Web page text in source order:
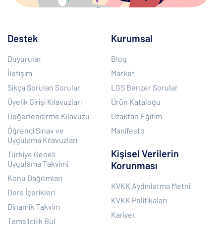
Destek
Duyurular
İletişim
Sıkça Sorulan Sorular
Üyelik Girişi Kılavuzları
Değerlendirme Kılavuzu
Öğrenci Sınav ve
Uygulama Kılavuzları
Türkiye Geneli
Uygulama Takvimi
Konu Dağılımları
Ders İçerikleri
Dinamik Takvim
Temsilcilik Bul
Kurumsal
Blog
Market
LGS Benzer Sorular
Ürün Kataloğu
Uzaktan Eğitim
Manifesto
Kişisel Verilerin
Korunması
KVKK Aydınlatma Metni
KVKK Politikaları
Kariyer